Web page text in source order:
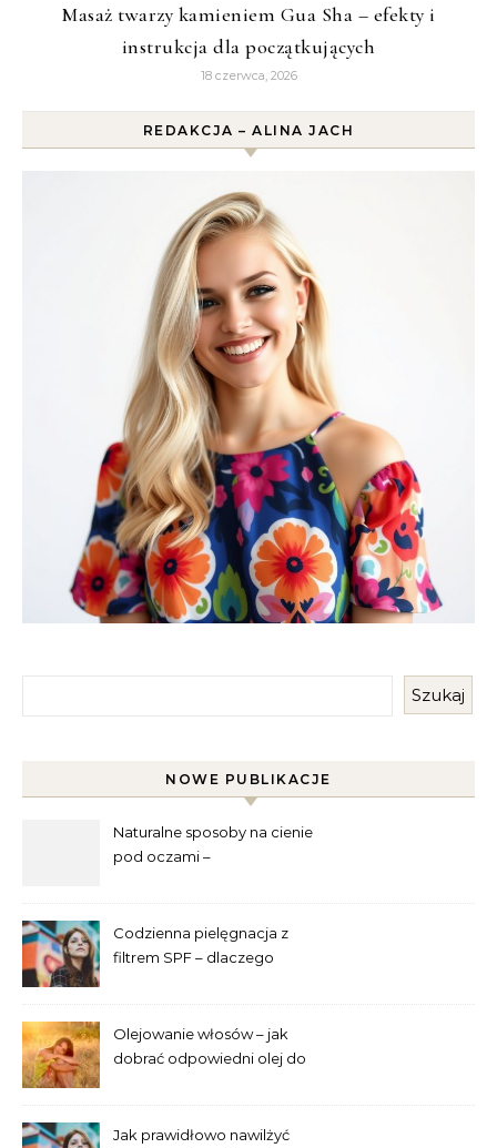
Masaż twarzy kamieniem Gua Sha – efekty i
instrukcja dla początkujących
18 czerwca, 2026
REDAKCJA – ALINA JACH
Szukaj
NOWE PUBLIKACJE
Naturalne sposoby na cienie
pod oczami –
Codzienna pielęgnacja z
filtrem SPF – dlaczego
Olejowanie włosów – jak
dobrać odpowiedni olej do
Jak prawidłowo nawilżyć